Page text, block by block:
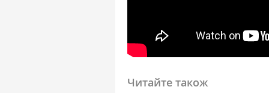
Читайте також